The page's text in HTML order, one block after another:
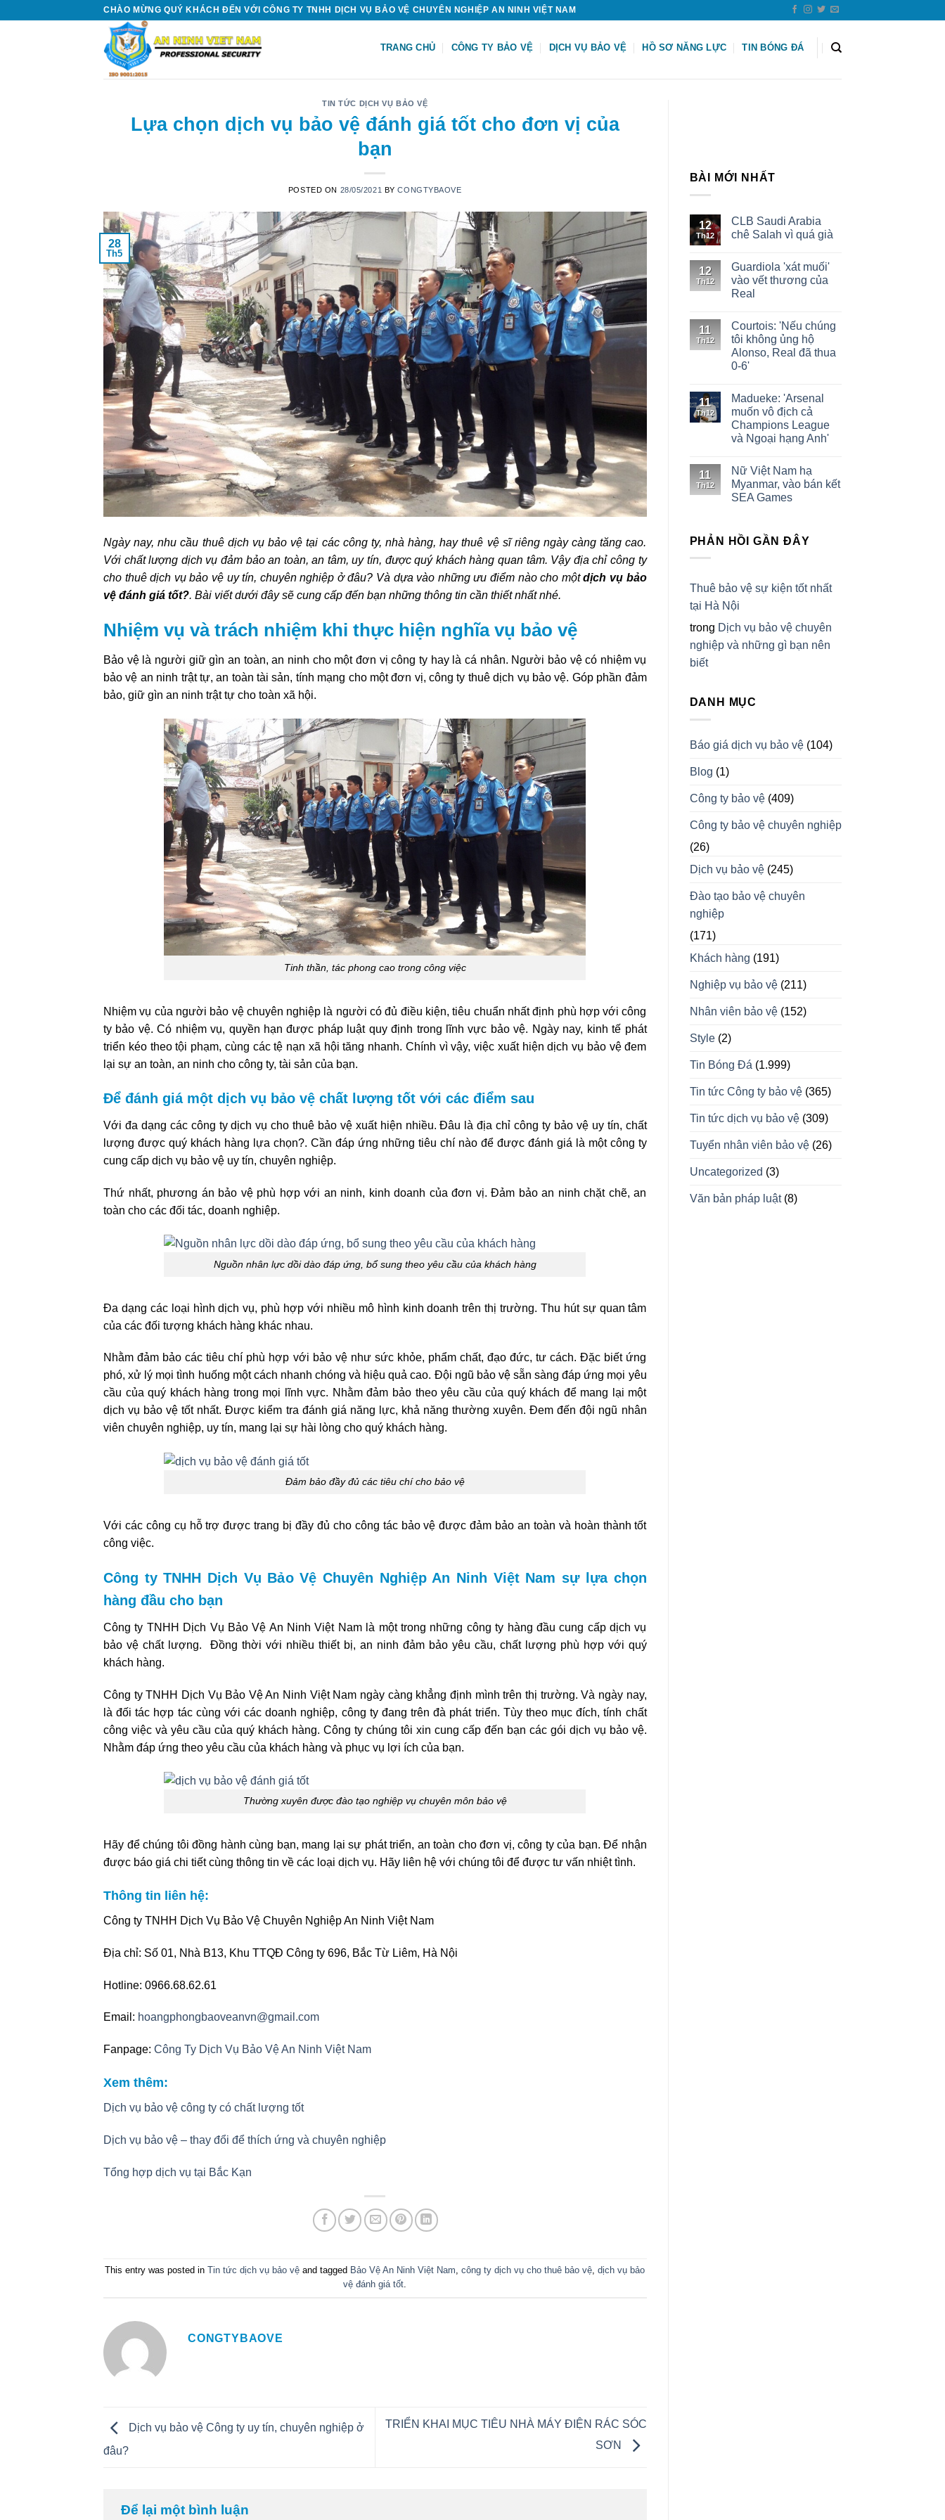
CHÀO MỪNG QUÝ KHÁCH ĐẾN VỚI CÔNG TY TNHH DỊCH VỤ BẢO VỆ CHUYÊN NGHIỆP AN NINH VIỆT NAM
TRANG CHỦ CÔNG TY BẢO VỆ DỊCH VỤ BẢO VỆ HỒ SƠ NĂNG LỰC TIN BÓNG ĐÁ
TIN TỨC DỊCH VỤ BẢO VỆ
Lựa chọn dịch vụ bảo vệ đánh giá tốt cho đơn vị của
bạn
POSTED ON 28/05/2021 BYCONGTYBAOVE
28
Th5
Ngày nay, nhu cầu thuê dịch vụ bảo vệ tại các công ty, nhà hàng, hay thuê vệ sĩ riêng ngày càng tăng cao.
Với chất lượng dịch vụ đảm bảo an toàn, an tâm, uy tín, được quý khách hàng quan tâm. Vậy địa chỉ công ty
cho thuê dịch vụ bảo vệ uy tín, chuyên nghiệp ở đâu? Và dựa vào những ưu điểm nào cho mộtdịch vụ bảo
vệ đánh giá tốt?. Bài viết dưới đây sẽ cung cấp đến bạn những thông tin cần thiết nhất nhé.
Nhiệm vụ và trách nhiệm khi thực hiện nghĩa vụ bảo vệ
Bảo vệ là người giữ gìn an toàn, an ninh cho một đơn vị công ty hay là cá nhân. Người bảo vệ có nhiệm vụ
bảo vệ an ninh trật tự, an toàn tài sản, tính mạng cho một đơn vị, công ty thuê dịch vụ bảo vệ. Góp phần đảm
bảo, giữ gìn an ninh trật tự cho toàn xã hội.
Tinh thần, tác phong cao trong công việc
Nhiệm vụ của người bảo vệ chuyên nghiệp là người có đủ điều kiện, tiêu chuẩn nhất định phù hợp với công
ty bảo vệ. Có nhiệm vụ, quyền hạn được pháp luật quy định trong lĩnh vực bảo vệ. Ngày nay, kinh tế phát
triển kéo theo tội phạm, cùng các tệ nạn xã hội tăng nhanh. Chính vì vậy, việc xuất hiện dịch vụ bảo vệ đem
lại sự an toàn, an ninh cho công ty, tài sản của bạn.
Để đánh giá một dịch vụ bảo vệ chất lượng tốt với các điểm sau
Với đa dạng các công ty dịch vụ cho thuê bảo vệ xuất hiện nhiều. Đâu là địa chỉ công ty bảo vệ uy tín, chất
lượng được quý khách hàng lựa chọn?. Cần đáp ứng những tiêu chí nào để được đánh giá là một công ty
cung cấp dịch vụ bảo vệ uy tín, chuyên nghiệp.
Thứ nhất, phương án bảo vệ phù hợp với an ninh, kinh doanh của đơn vị. Đảm bảo an ninh chặt chẽ, an
toàn cho các đối tác, doanh nghiệp.
Nguồn nhân lực dồi dào đáp ứng, bổ sung theo yêu cầu của khách hàng
Đa dạng các loại hình dịch vụ, phù hợp với nhiều mô hình kinh doanh trên thị trường. Thu hút sự quan tâm
của các đối tượng khách hàng khác nhau.
Nhằm đảm bảo các tiêu chí phù hợp với bảo vệ như sức khỏe, phẩm chất, đạo đức, tư cách. Đặc biết ứng
phó, xử lý mọi tình huống một cách nhanh chóng và hiệu quả cao. Đội ngũ bảo vệ sẵn sàng đáp ứng mọi yêu
cầu của quý khách hàng trong mọi lĩnh vực. Nhằm đảm bảo theo yêu cầu của quý khách để mang lại một
dịch vụ bảo vệ tốt nhất. Được kiểm tra đánh giá năng lực, khả năng thường xuyên. Đem đến đội ngũ nhân
viên chuyên nghiệp, uy tín, mang lại sự hài lòng cho quý khách hàng.
Đảm bảo đầy đủ các tiêu chí cho bảo vệ
Với các công cụ hỗ trợ được trang bị đầy đủ cho công tác bảo vệ được đảm bảo an toàn và hoàn thành tốt
công việc.
Công ty TNHH Dịch Vụ Bảo Vệ Chuyên Nghiệp An Ninh Việt Nam sự lựa chọn
hàng đầu cho bạn
Công ty TNHH Dịch Vụ Bảo Vệ An Ninh Việt Nam là một trong những công ty hàng đầu cung cấp dịch vụ
bảo vệ chất lượng. Đồng thời với nhiều thiết bị, an ninh đảm bảo yêu cầu, chất lượng phù hợp với quý
khách hàng.
Công ty TNHH Dịch Vụ Bảo Vệ An Ninh Việt Nam ngày càng khẳng định mình trên thị trường. Và ngày nay,
là đối tác hợp tác cùng với các doanh nghiệp, công ty đang trên đà phát triển. Tùy theo mục đích, tính chất
công việc và yêu cầu của quý khách hàng. Công ty chúng tôi xin cung cấp đến bạn các gói dịch vụ bảo vệ.
Nhằm đáp ứng theo yêu cầu của khách hàng và phục vụ lợi ích của bạn.
Thường xuyên được đào tạo nghiệp vụ chuyên môn bảo vệ
Hãy để chúng tôi đồng hành cùng bạn, mang lại sự phát triển, an toàn cho đơn vị, công ty của bạn. Để nhận
được báo giá chi tiết cùng thông tin về các loại dịch vụ. Hãy liên hệ với chúng tôi để được tư vấn nhiệt tình.
Thông tin liên hệ:
Công ty TNHH Dịch Vụ Bảo Vệ Chuyên Nghiệp An Ninh Việt Nam
Địa chỉ: Số 01, Nhà B13, Khu TTQĐ Công ty 696, Bắc Từ Liêm, Hà Nội
Hotline: 0966.68.62.61
Email: hoangphongbaoveanvn@gmail.com
Fanpage: Công Ty Dịch Vụ Bảo Vệ An Ninh Việt Nam
Xem thêm:
Dịch vụ bảo vệ công ty có chất lượng tốt
Dịch vụ bảo vệ – thay đổi để thích ứng và chuyên nghiệp
Tổng hợp dịch vụ tại Bắc Kạn
This entry was posted inTin tức dịch vụ bảo vệ and tagged Bảo Vệ An Ninh Việt Nam ,công ty dịch vụ cho thuê bảo vệ ,dịch vụ bảo
vệ đánh giá tốt
CONGTYBAOVE
Dịch vụ bảo vệ Công ty uy tín, chuyên nghiệp ở
đâu?
TRIỂN KHAI MỤC TIÊU NHÀ MÁY ĐIỆN RÁC SÓC
SƠN
Để lại một bình luận
BÀI MỚI NHẤT
12
Th12
CLB Saudi Arabia
chê Salah vì quá già
12
Th12
Guardiola 'xát muối'
vào vết thương của
Real
11
Th12
Courtois: 'Nếu chúng
tôi không ủng hộ
Alonso, Real đã thua
0-6'
11
Th12
Madueke: 'Arsenal
muốn vô địch cả
Champions League
và Ngoại hạng Anh'
11
Th12
Nữ Việt Nam hạ
Myanmar, vào bán kết
SEA Games
PHẢN HỒI GẦN ĐÂY
Thuê bảo vệ sự kiện tốt nhất
tại Hà Nội
trong Dịch vụ bảo vệ chuyên
nghiệp và những gì bạn nên
biết
DANH MỤC
Báo giá dịch vụ bảo vệ(104)
Blog (1)
Công ty bảo vệ(409)
Công ty bảo vệ chuyên nghiệp
(26)
Dịch vụ bảo vệ(245)
Đào tạo bảo vệ chuyên
nghiệp
(171)
Khách hàng (191)
Nghiệp vụ bảo vệ(211)
Nhân viên bảo vệ(152)
Style(2)
Tin Bóng Đá (1.999)
Tin tức Công ty bảo vệ(365)
Tin tức dịch vụ bảo vệ(309)
Tuyển nhân viên bảo vệ(26)
Uncategorized (3)
Văn bản pháp luật(8)